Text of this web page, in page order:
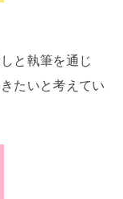
と執筆を通じ
たいと考えてい